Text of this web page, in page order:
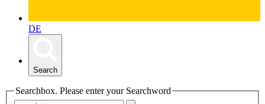
DE
Search
Searchbox. Please enter your Searchword